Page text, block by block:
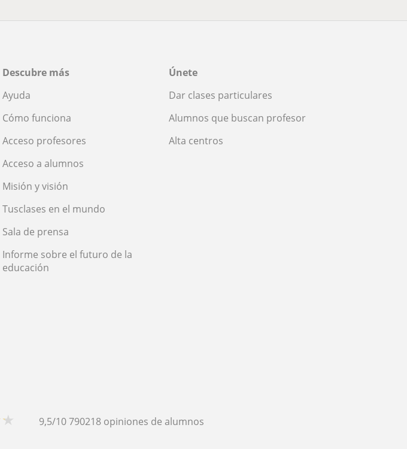
Descubre más
Ayuda
Cómo funciona
Acceso profesores
Acceso a alumnos
Misión y visión
Tusclases en el mundo
Sala de prensa
Informe sobre el futuro de la
educación
Únete
Dar clases particulares
Alumnos que buscan profesor
Alta centros
9,5/10790218 opiniones de alumnos